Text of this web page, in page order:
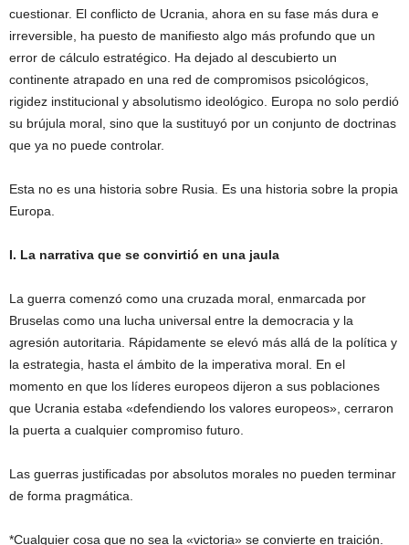
cuestionar. El conflicto de Ucrania, ahora en su fase más dura e
irreversible, ha puesto de manifiesto algo más profundo que un
error de cálculo estratégico. Ha dejado al descubierto un
continente atrapado en una red de compromisos psicológicos,
rigidez institucional y absolutismo ideológico. Europa no solo perdió
su brújula moral, sino que la sustituyó por un conjunto de doctrinas
que ya no puede controlar.
Esta no es una historia sobre Rusia. Es una historia sobre la propia
Europa.
I. La narrativa que se convirtió en una jaula
La guerra comenzó como una cruzada moral, enmarcada por
Bruselas como una lucha universal entre la democracia y la
agresión autoritaria. Rápidamente se elevó más allá de la política y
la estrategia, hasta el ámbito de la imperativa moral. En el
momento en que los líderes europeos dijeron a sus poblaciones
que Ucrania estaba «defendiendo los valores europeos», cerraron
la puerta a cualquier compromiso futuro.
Las guerras justificadas por absolutos morales no pueden terminar
de forma pragmática.
*Cualquier cosa que no sea la «victoria» se convierte en traición.